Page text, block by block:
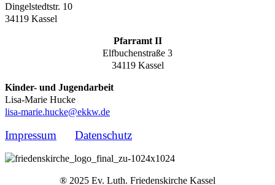
Dingelstedtstr. 10
34119 Kassel
Pfarramt II
Elfbuchenstraße 3
34119 Kassel
Kinder- und Jugendarbeit
Lisa-Marie Hucke
lisa-marie.hucke@ekkw.de
Impressum Datenschutz
® 2025 Ev. Luth. Friedenskirche Kassel